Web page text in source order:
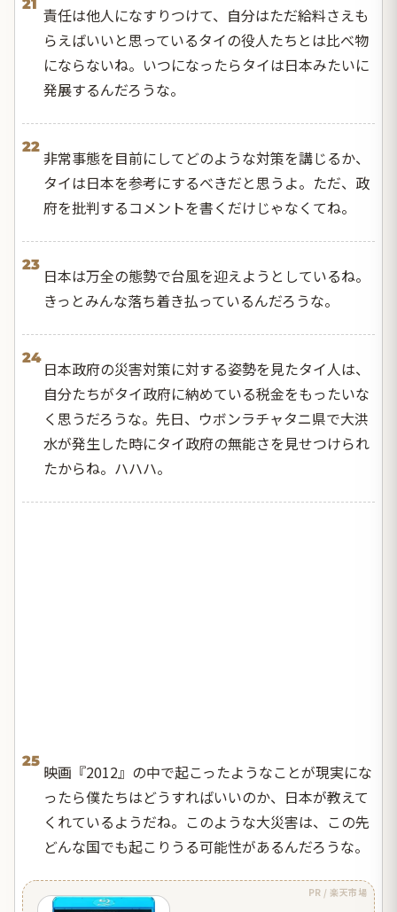
21
責任は他人になすりつけて、自分はただ給料さえも
らえばいいと思っているタイの役人たちとは比べ物
にならないね。いつになったらタイは日本みたいに
発展するんだろうな。
22
非常事態を目前にしてどのような対策を講じるか、
タイは日本を参考にするべきだと思うよ。ただ、政
府を批判するコメントを書くだけじゃなくてね。
23
日本は万全の態勢で台風を迎えようとしているね。
きっとみんな落ち着き払っているんだろうな。
24
日本政府の災害対策に対する姿勢を見たタイ人は、
自分たちがタイ政府に納めている税金をもったいな
く思うだろうな。先日、ウボンラチャタニ県で大洪
水が発生した時にタイ政府の無能さを見せつけられ
たからね。ハハハ。
25
映画『2012』の中で起こったようなことが現実にな
ったら僕たちはどうすればいいのか、日本が教えて
くれているようだね。このような大災害は、この先
どんな国でも起こりうる可能性があるんだろうな。
PR / 楽天市場